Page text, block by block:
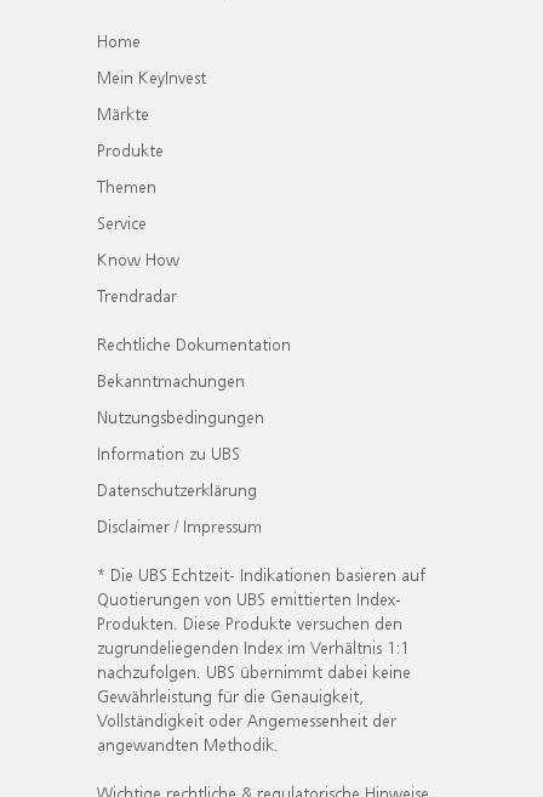
Home
Mein KeyInvest
Märkte
Produkte
Themen
Service
Know How
Trendradar
Rechtliche Dokumentation
Bekanntmachungen
Nutzungsbedingungen
Information zu UBS
Datenschutzerklärung
Disclaimer / Impressum
* Die UBS Echtzeit- Indikationen basieren auf
Quotierungen von UBS emittierten Index-
Produkten. Diese Produkte versuchen den
zugrundeliegenden Index im Verhältnis 1:1
nachzufolgen. UBS übernimmt dabei keine
Gewährleistung für die Genauigkeit,
Vollständigkeit oder Angemessenheit der
angewandten Methodik.